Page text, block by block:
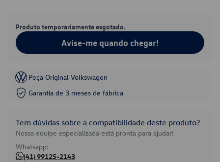
Produto temporariamente esgotado.
Avise-me quando chegar!
Peça Original Volkswagen
Garantia de 3 meses de fábrica
Tem dúvidas sobre a compatibilidade deste produto?
Nossa equipe especializada está pronta para ajudar!
Whatsapp:
(41) 99125-2143